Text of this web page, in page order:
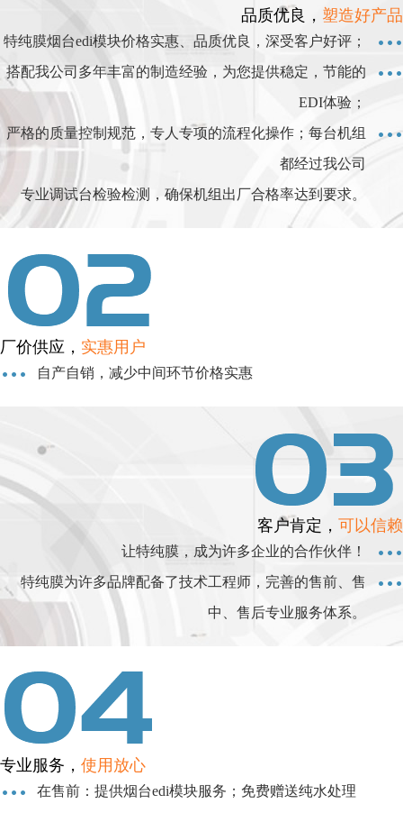
品质优良， 塑造好产品
特纯膜烟台edi模块价格实惠、品质优良，深受客户好评；
搭配我公司多年丰富的制造经验，为您提供稳定，节能的
EDI体验；
严格的质量控制规范，专人专项的流程化操作；每台机组
都经过我公司
专业调试台检验检测，确保机组出厂合格率达到要求。
厂价供应， 实惠用户
自产自销，减少中间环节价格实惠
客户肯定， 可以信赖
让特纯膜，成为许多企业的合作伙伴！
特纯膜为许多品牌配备了技术工程师，完善的售前、售
中、售后专业服务体系。
专业服务， 使用放心
在售前：提供烟台edi模块服务；免费赠送纯水处理